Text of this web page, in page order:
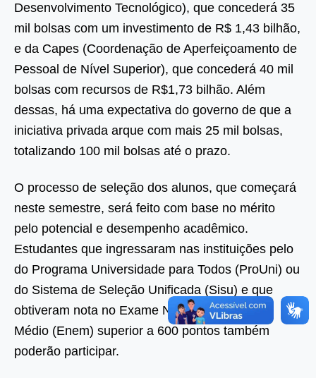
Desenvolvimento Tecnológico), que concederá 35
mil bolsas com um investimento de R$ 1,43 bilhão,
e da Capes (Coordenação de Aperfeiçoamento de
Pessoal de Nível Superior), que concederá 40 mil
bolsas com recursos de R$1,73 bilhão. Além
dessas, há uma expectativa do governo de que a
iniciativa privada arque com mais 25 mil bolsas,
totalizando 100 mil bolsas até o prazo.
O processo de seleção dos alunos, que começará
neste semestre, será feito com base no mérito
pelo potencial e desempenho acadêmico.
Estudantes que ingressaram nas instituições pelo
do Programa Universidade para Todos (ProUni) ou
do Sistema de Seleção Unificada (Sisu) e que
obtiveram nota no Exame Nacional do Ensino
Médio (Enem) superior a 600 pontos também
poderão participar.